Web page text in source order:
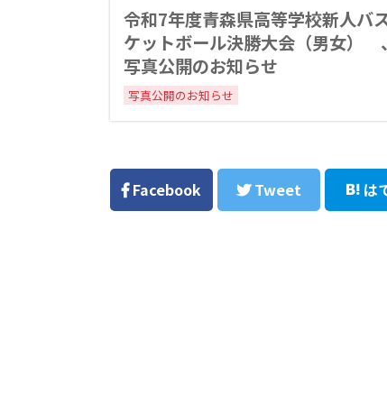
Facebook Tweet は
令和7年度青森県高等学校新人バ
ケットボール決勝大会（男女） 、
写真公開のお知らせ
写真公開のお知らせ